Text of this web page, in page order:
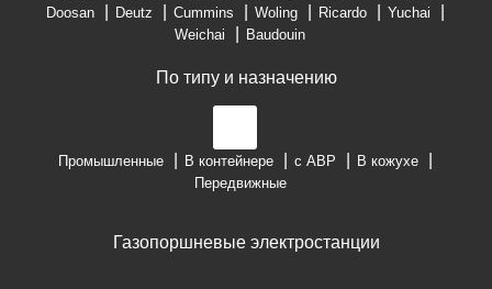
Doosan
Deutz Cummins Woling Ricardo
Yuchai
Weichai
Baudouin
По типу и назначению
Промышленные В контейнере с АВР
В кожухе
Передвижные
Газопоршневые электростанции